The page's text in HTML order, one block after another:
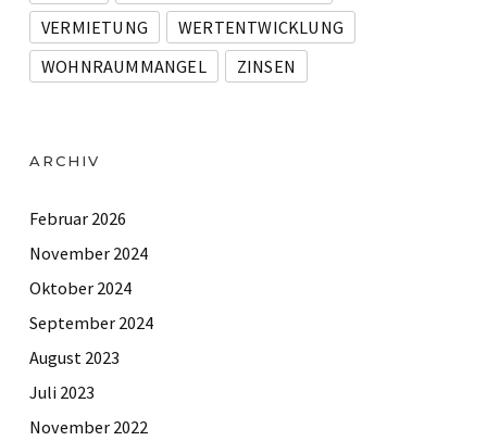
VERMIETUNG
WERTENTWICKLUNG
WOHNRAUMMANGEL
ZINSEN
ARCHIV
Februar 2026
November 2024
Oktober 2024
September 2024
August 2023
Juli 2023
November 2022